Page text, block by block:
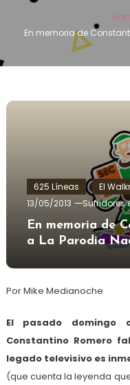
En memoria de
625 Líneas
El
13/05/2013
Sufridores
En memoria de
a La Parodia
Por Mike Medianoche
El pasado domingo
Constantino Romero
legado televisivo es
(que cuenta la leyenda